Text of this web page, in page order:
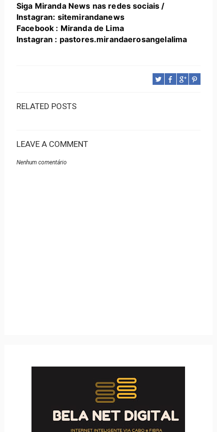
Siga Miranda News nas redes sociais /
Instagran: sitemirandanews
Facebook : Miranda de Lima
Instagran : pastores.mirandaerosangelalima
RELATED POSTS
LEAVE A COMMENT
Nenhum comentário